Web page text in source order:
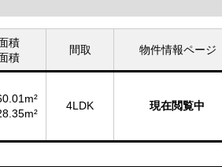
積
積
間取 物件情報ページ
4LDK 現在閲覧中